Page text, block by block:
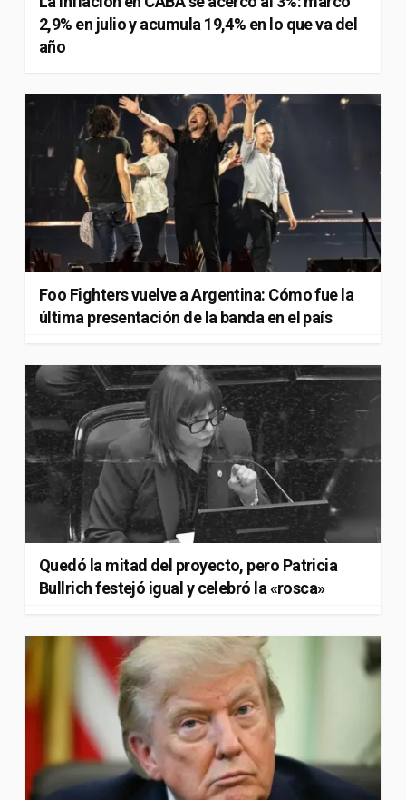
2,9% en julio y acumula 19,4% en lo que va del
año
Foo Fighters vuelve a Argentina: Cómo fue la
última presentación de la banda en el país
Quedó la mitad del proyecto, pero Patricia
Bullrich festejó igual y celebró la «rosca»